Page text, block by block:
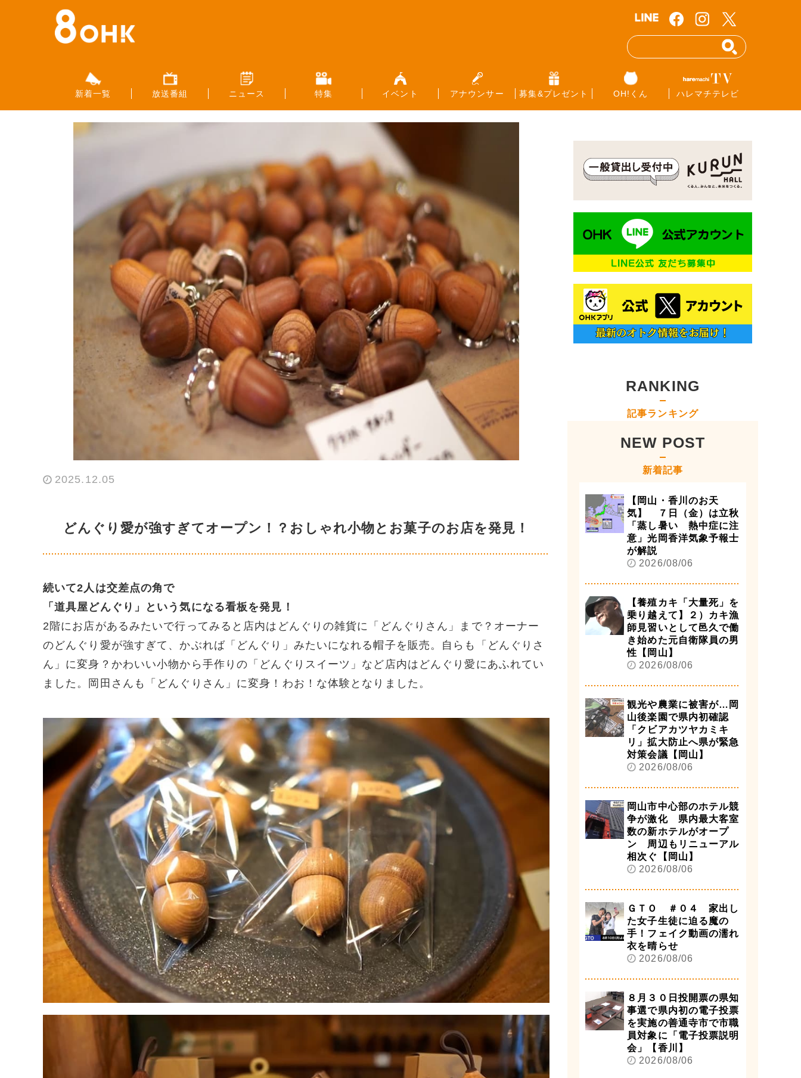
新着一覧 放送番組 ニュース 特集 イベント アナウンサー 募集&プレゼント OH!くん ハレマチテレビ
2025.12.05
どんぐり愛が強すぎてオープン！？おしゃれ小物とお菓子のお店を発見！
続いて2人は交差点の角で
「道具屋どんぐり」という気になる看板を発見！
2階にお店があるみたいで行ってみると店内はどんぐりの雑貨に「どんぐりさん」まで？オーナー
のどんぐり愛が強すぎて、かぶれば「どんぐり」みたいになれる帽子を販売。自らも「どんぐりさ
ん」に変身？かわいい小物から手作りの「どんぐりスイーツ」など店内はどんぐり愛にあふれてい
ました。岡田さんも「どんぐりさん」に変身！わお！な体験となりました。
RANKING
記事ランキング
NEW POST
新着記事
【岡山・香川のお天
気】 ７日（金）は立秋
「蒸し暑い 熱中症に注
意」光岡香洋気象予報士
が解説
2026/08/06
【養殖カキ「大量死」を
乗り越えて】２）カキ漁
師見習いとして邑久で働
き始めた元自衛隊員の男
性【岡山】
2026/08/06
観光や農業に被害が…岡
山後楽園で県内初確認
「クビアカツヤカミキ
リ」拡大防止へ県が緊急
対策会議【岡山】
2026/08/06
岡山市中心部のホテル競
争が激化 県内最大客室
数の新ホテルがオープ
ン 周辺もリニューアル
相次ぐ【岡山】
2026/08/06
ＧＴＯ ＃０４ 家出し
た女子生徒に迫る魔の
手！フェイク動画の濡れ
衣を晴らせ
2026/08/06
８月３０日投開票の県知
事選で県内初の電子投票
を実施の善通寺市で市職
員対象に「電子投票説明
会」【香川】
2026/08/06